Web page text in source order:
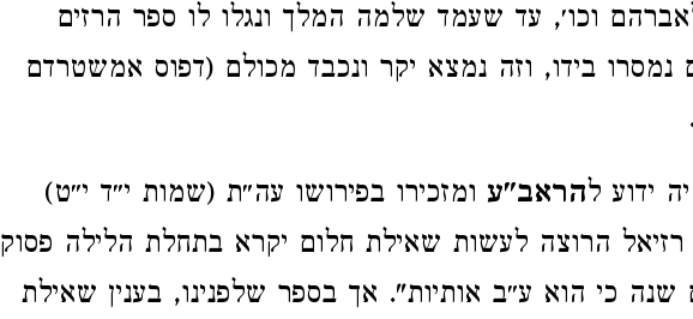
וכו׳, עד שעמד שלמה המלך ונגלו לו ספר הרזים
נמסרו בידו, וזה נמצא יקר ונכבד מכולם (דפוס אמשטרדם
ידוע להראב"ע ומזכירו בפירושו עה״ת (שמות י״ד י״ט)
רזיאל הרוצה לעשות שאילת חלום יקרא בתחלת הלילה פסוק
שנה כי הוא ע״ב אותיות". אך בספר שלפנינו, בענין שאילת